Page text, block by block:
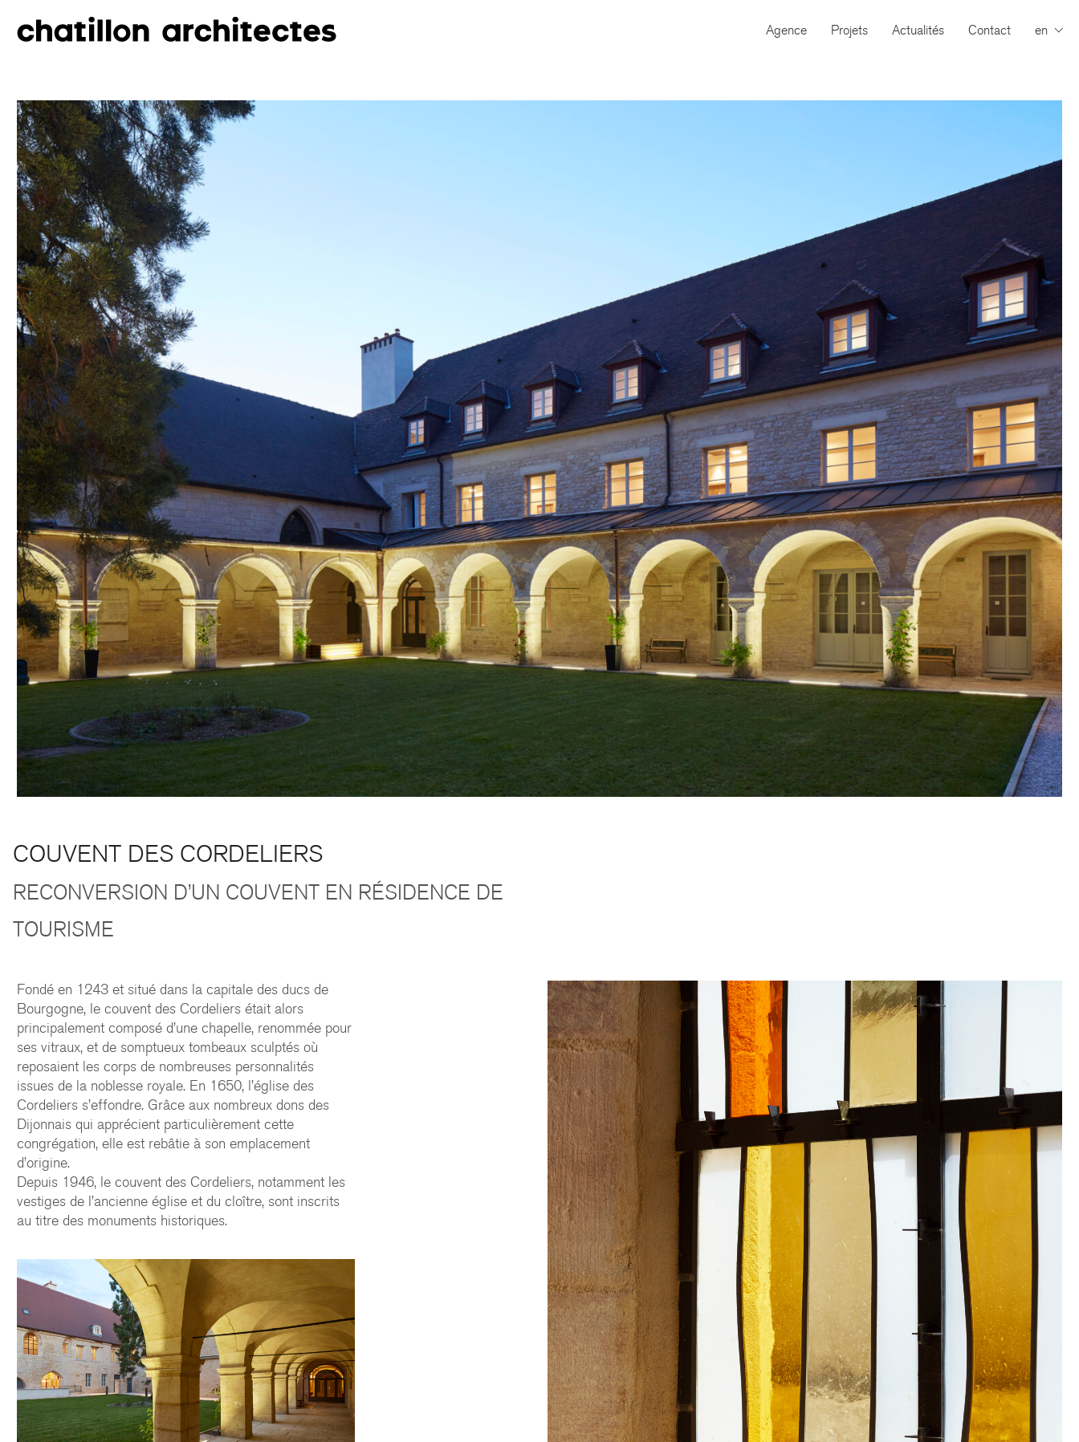
Agence Projets Actualités Contact en
COUVENT DES CORDELIERS
RECONVERSION D’UN COUVENT EN RÉSIDENCE DE
TOURISME
Fondé en 1243 et situé dans la capitale des ducs de
Bourgogne, le couvent des Cordeliers était alors
principalement composé d’une chapelle, renommée pour
ses vitraux, et de somptueux tombeaux sculptés où
reposaient les corps de nombreuses personnalités
issues de la noblesse royale. En 1650, l’église des
Cordeliers s’effondre. Grâce aux nombreux dons des
Dijonnais qui apprécient particulièrement cette
congrégation, elle est rebâtie à son emplacement
d’origine.
Depuis 1946, le couvent des Cordeliers, notamment les
vestiges de l’ancienne église et du cloître, sont inscrits
au titre des monuments historiques.